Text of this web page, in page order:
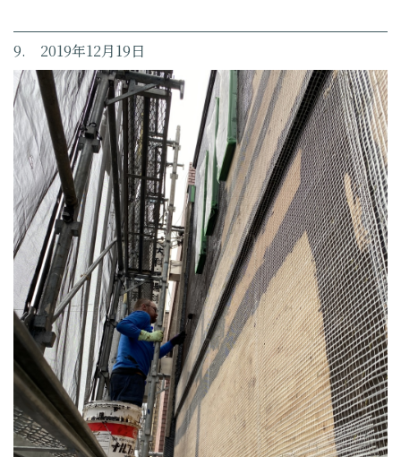
9. 2019年12月19日